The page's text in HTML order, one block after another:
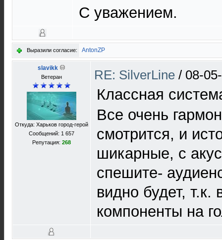
С уважением.
Выразили согласие: AntonZP
slavikk
Ветеран
Откуда: Харьков город-герой
Сообщений: 1 657
Репутация: 268
RE: SilverLine / 08-
Классная
Все очень
смотрится, и
шикарные, с
спешите-
видно будет, т.к.
компоненты на